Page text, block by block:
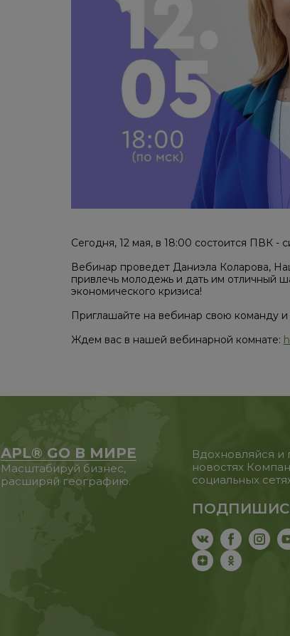
Сегодня, 12 мая, в 18:00 состоится ПВК -
Вебинар проведет Даниэла Коларова,
привлечь молодежь и дать им отличный
экономического кризиса!
Приглашайте на вебинар свою команду и
Ждем вас в нашей вебинарной комнате:
APL® GO В МИРЕ
Масштабируй бизнес,
расширяй географию.
Вдохновляйся и
новостях
социальных